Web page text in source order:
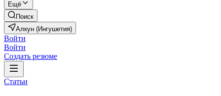
Ещё
Поиск
Алкун (Ингушетия)
Войти
Войти
Создать резюме
Статьи